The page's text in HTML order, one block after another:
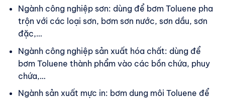
Ngành công nghiệp sơn: dùng để bơm Toluene pha
trộn với các loại sơn, bơm sơn nước, sơn dầu, sơn
đặc,…
Ngành công nghiệp sản xuất hóa chất: dùng để
bơm Toluene thành phẩm vào các bồn chứa, phuy
chứa,…
Ngành sản xuất mực in: bơm dung môi Toluene để